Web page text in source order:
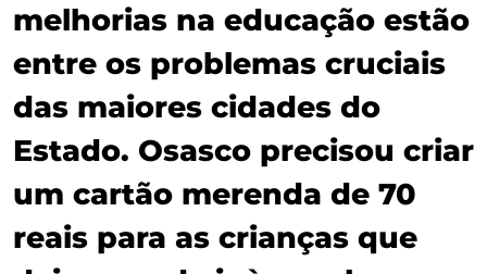
melhorias na educação estão
entre os problemas cruciais
das maiores cidades do
Estado. Osasco precisou criar
um cartão merenda de 70
reais para as crianças que